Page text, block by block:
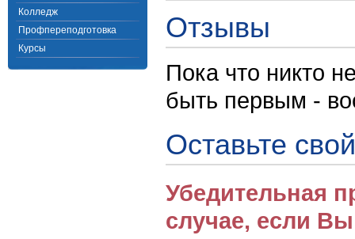
Колледж
Профпереподготовка
Курсы
Отзывы
Пока что никто
быть первым -
Оставьте
Убедительная
случае, если